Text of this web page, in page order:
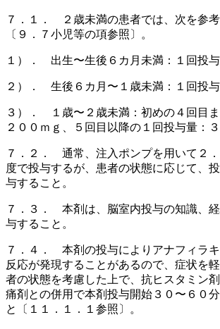
７．１． ２歳未満の患者では、次を参
〔９．７小児等の項参照〕。
１）． 出生〜生後６カ月未満：１回投与
２）． 生後６カ月〜１歳未満：１回投与
３）． １歳〜２歳未満：初めの４回目ま
２００ｍｇ、５回目以降の１回投与量：３
７．２． 通常、注入ポンプを用いて２
度で投与するが、患者の状態に応じて、
与すること。
７．３． 本剤は、脳室内投与の知識、
与すること。
７．４． 本剤の投与によりアナフィラ
反応が発現することがあるので、症状を
者の状態を考慮した上で、抗ヒスタミン
痛剤との併用で本剤投与開始３０〜６０
と〔１１．１．１参照〕。